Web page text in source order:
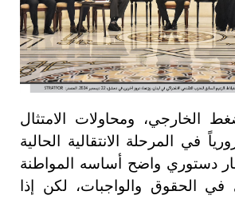
الخارجي، ومحاولات الامتثال
في المرحلة الانتقالية الحالية
دستوري واضح أساسه المواطنة
في الحقوق والواجبات، لكن إذا